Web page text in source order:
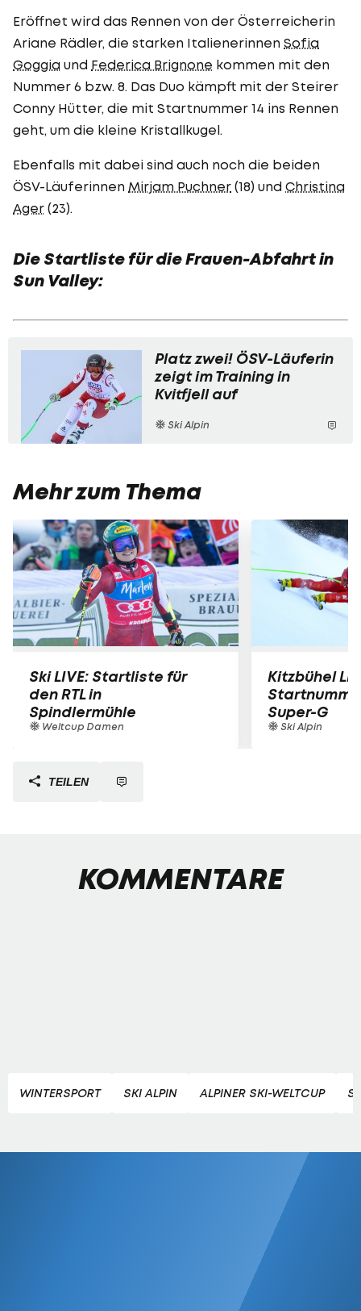
Eröffnet wird das Rennen von der Österreicherin
Ariane Rädler, die starken Italienerinnen Sofia
Goggia und Federica Brignone kommen mit den
Nummer 6 bzw. 8. Das Duo kämpft mit der Steirer
Conny Hütter, die mit Startnummer 14 ins Rennen
geht, um die kleine Kristallkugel.
Ebenfalls mit dabei sind auch noch die beiden
ÖSV-Läuferinnen Mirjam Puchner (18) und Christina
Ager (23).
Die Startliste für die Frauen-Abfahrt in
Sun Valley:
Platz zwei! ÖSV-Läuferin
zeigt im Training in
Kvitfjell auf
Ski Alpin
Mehr zum Thema
Ski LIVE: Startliste für
den RTL in
Spindlermühle
Weltcup Damen
Kitzbühel
Super-G
Ski Alpin
TEILEN
KOMMENTARE
WINTERSPORT SKI ALPIN ALPINER SKI-WELTCUP